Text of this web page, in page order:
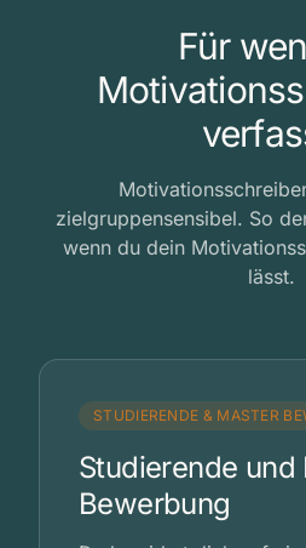
Für
zielgruppensensibel. So
wenn du dein
lässt.
STUDIERENDE & MASTER
Studierende und
Bewerbung